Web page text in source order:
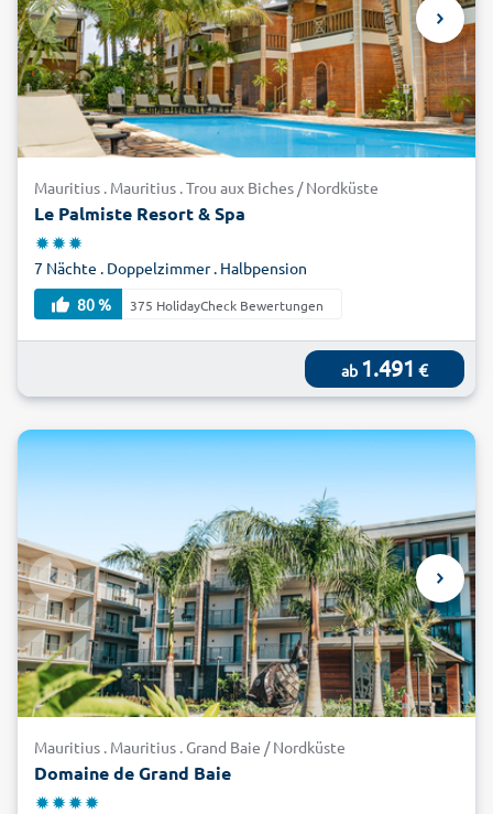
Mauritius . Mauritius . Trou aux Biches / Nordküste
Le Palmiste Resort & Spa
7 Nächte . Doppelzimmer . Halbpension
80 %
375 HolidayCheck Bewertungen
ab 1.491 €
Mauritius . Mauritius . Grand Baie / Nordküste
Domaine de Grand Baie